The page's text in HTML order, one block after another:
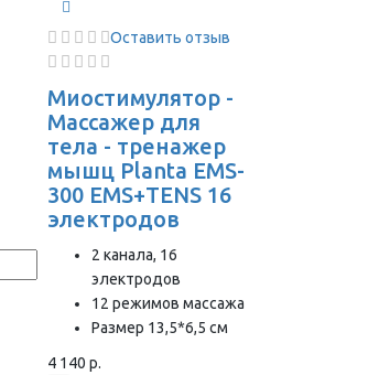
Оставить отзыв
Миостимулятор -
Массажер для
тела - тренажер
мышц Planta EMS-
300 EMS+TENS 16
электродов
2 канала, 16
электродов
12 режимов массажа
Размер 13,5*6,5 см
4 140 р.